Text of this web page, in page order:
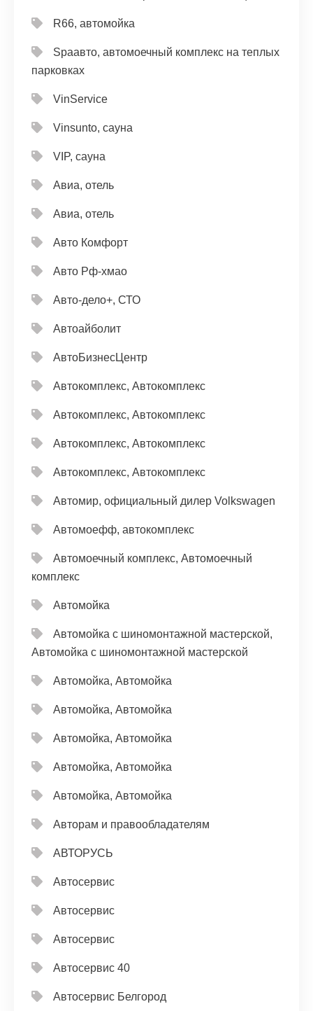
R66, автомойка
Spaавто, автомоечный комплекс на теплых
парковках
VinService
Vinsunto, сауна
VIP, сауна
Авиа, отель
Авиа, отель
Авто Комфорт
Авто Рф-хмао
Авто-дело+, СТО
Автоайболит
АвтоБизнесЦентр
Автокомплекс, Автокомплекс
Автокомплекс, Автокомплекс
Автокомплекс, Автокомплекс
Автокомплекс, Автокомплекс
Автомир, официальный дилер Volkswagen
Автомоефф, автокомплекс
Автомоечный комплекс, Автомоечный
комплекс
Автомойка
Автомойка с шиномонтажной мастерской,
Автомойка с шиномонтажной мастерской
Автомойка, Автомойка
Автомойка, Автомойка
Автомойка, Автомойка
Автомойка, Автомойка
Автомойка, Автомойка
Авторам и правообладателям
АВТОРУСЬ
Автосервис
Автосервис
Автосервис
Автосервис 40
Автосервис Белгород